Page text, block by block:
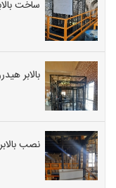
ساخت
بالابر
نصب